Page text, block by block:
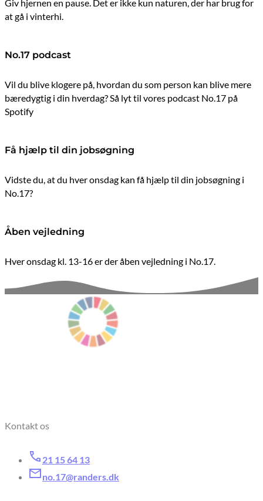
Giv hjernen en pause. Det er ikke kun naturen, der har brug for
at gå i vinterhi.
No.17 podcast
Vil du blive klogere på, hvordan du som person kan blive mere
bæredygtig i din hverdag? Så lyt til vores podcast No.17 på
Spotify
Få hjælp til din jobsøgning
Vidste du, at du hver onsdag kan få hjælp til din jobsøgning i
No.17?
Åben vejledning
Hver onsdag kl. 13-16 er der åben vejledning i No.17.
Kontakt os
21 15 64 13
no.17@randers.dk